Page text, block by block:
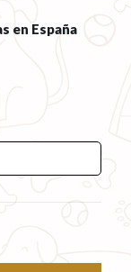
en España